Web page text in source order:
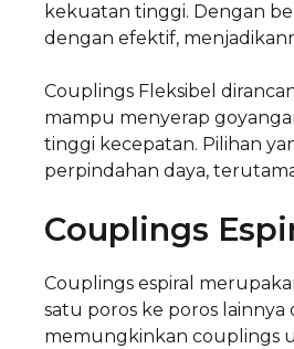
kekuatan tinggi. Dengan
dengan efektif,
Couplings Fleksibel
mampu menyerap
tinggi kecepatan. Pilihan
perpindahan daya,
Couplings
Couplings espiral
satu poros ke poros
memungkinkan couplings